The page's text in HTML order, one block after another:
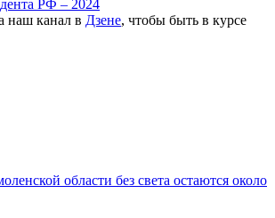
РФ – 2024
наш канал в Дзене, чтобы быть в курсе
области без света остаются около